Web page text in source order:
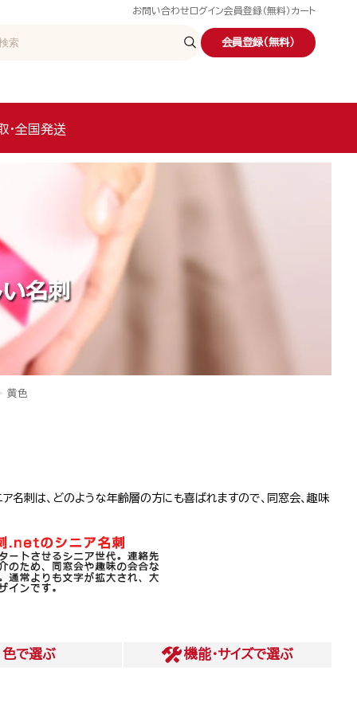
お問い合わせ ログイン会員登録（無料） カート
会員登録（無料）
・全国発送
黄色
名刺は、どのような年齢層の方にも喜ばれますので、同窓会、趣味
色で選ぶ 機能・サイズで選ぶ